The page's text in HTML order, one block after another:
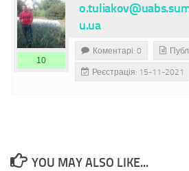
u.ua
10
Коментарі: 0
Реєстрація: 15-11-2021
YOU MAY ALSO LIKE...